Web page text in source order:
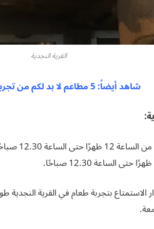
القرية النجدية
شاهد أيضاً: 5 مطاعم لا بد لكم من تجربتها في جدة
12.30 صباحًا.
الاستمتاع بتجربة طعام في القرية